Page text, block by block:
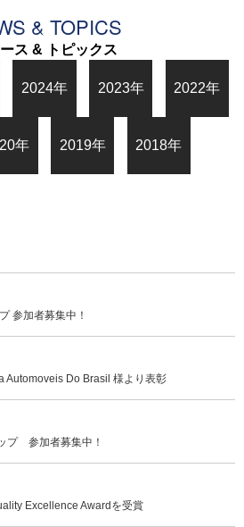
& TOPICS
ス & トピックス
2024年 2023年 2022年
年 2019年 2018年
参加者募集中！
Automoveis Do Brasil 様より表彰
プ 参加者募集中！
Excellence Awardを受賞